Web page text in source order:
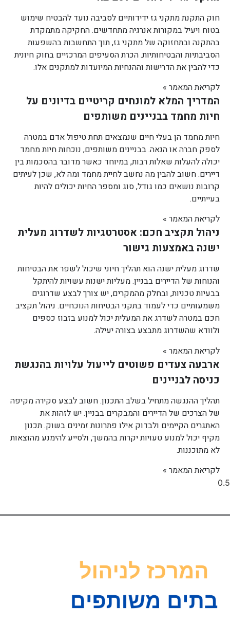
חוק התקנת מתקני גז ידידותיים לסביבה נועד להבטיח שימוש
בטוח ויעיל במקורות אנרגיה מתחדשים. החקיקה מתמקדת
בהתקנה ובתחזוקה של מתקני גז, תוך התחשבות בהשפעות
הסביבתיות והבטיחותיות. הכרת הסעיפים המרכזיים בחוק חיונית
כדי להבין את הדרישות וההנחיות המיועדות למתקנים אלו.
לקריאת המאמר »
המדריך המלא למונחים קריטיים בדיונים על
חיות מחמד בבניינים משותפים
חיות מחמד הן בעלי חיים שנמצאים תחת טיפול אדם במטרה
לספק חברה או הנאה. בבניינים משותפים, נוכחות חיות מחמד
יכולה להעלות שאלות רבות, במיוחד כאשר מדובר בהסכמות בין
דיירים. חשוב להבין מה נחשב לחיית מחמד ומה לא, שכן לעיתים
קרובות נושאים כמו גודל, סוג ומספר החיות יכולים להיות
בעייתיים.
לקריאת המאמר »
ניהול תקציב חכם: אסטרטגיות לשדרוג מעלית
ישנה באמצעות גישור
שדרוג מעלית ישנה הוא תהליך חיוני שיכול לשפר את הבטיחות
והנוחות של הדיירים בבניין. מעליות ישנות עשויות להיתקל
בבעיות טכניות, ובחלק מהמקרים, יש צורך לבצע שדרוגים
משמעותיים כדי לעמוד בתקני הבטיחות הנוכחיים. ניהול תקציב
חכם במטרה לשדרג את המעלית יכול למנוע בזבוז כספים
ולוודא שהשדרוג מתבצע בצורה יעילה.
לקריאת המאמר »
ארבעה צעדים פשוטים לייעול עלויות בהנגשת
כניסה לבניינים
תהליך ההנגשה מתחיל בשלב התכנון. חשוב לבצע סקירה מקיפה
של הצרכים של הדיירים והמבקרים בבניין. יש לזהות את
האתגרים הקיימים ולבדוק אילו פתרונות זמינים בשוק. תכנון
מקיף יכול למנוע טעויות יקרות בהמשך, ולסייע להימנע מהוצאות
לא מתוכננות.
לקריאת המאמר »